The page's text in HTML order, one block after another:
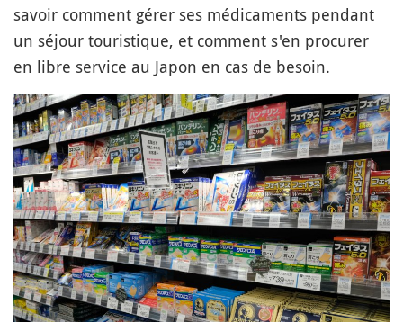
savoir comment gérer ses médicaments pendant
un séjour touristique, et comment s'en procurer
en libre service au Japon en cas de besoin.